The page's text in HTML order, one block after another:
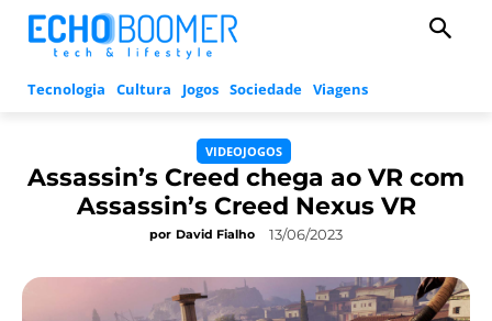
Tecnologia Cultura Jogos Sociedade Viagens
VIDEOJOGOS
Assassin’s Creed chega ao VR com
Assassin’s Creed Nexus VR
por David Fialho 13/06/2023